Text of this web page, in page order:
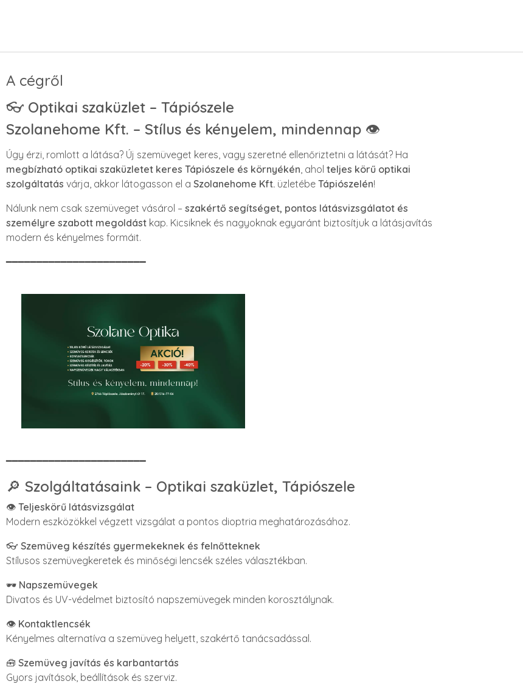
A cégről
👓 Optikai szaküzlet – Tápiószele
Szolanehome Kft. – Stílus és kényelem, mindennap 👁️
Úgy érzi, romlott a látása? Új szemüveget keres, vagy szeretné ellenőriztetni a látását? Ha
megbízható optikai szaküzletet keres Tápiószele és környékén, ahol teljes körű optikai
szolgáltatás várja, akkor látogasson el a Szolanehome Kft. üzletébe Tápiószelén!
Nálunk nem csak szemüveget vásárol – szakértő segítséget, pontos látásvizsgálatot és
személyre szabott megoldást kap. Kicsiknek és nagyoknak egyaránt biztosítjuk a látásjavítás
modern és kényelmes formáit.
━━━━━━━━━━━━━━━━━━━━━━━
━━━━━━━━━━━━━━━━━━━━━━━
🔎 Szolgáltatásaink – Optikai szaküzlet, Tápiószele
👁️ Teljeskörű látásvizsgálat
Modern eszközökkel végzett vizsgálat a pontos dioptria meghatározásához.
👓 Szemüveg készítés gyermekeknek és felnőtteknek
Stílusos szemüvegkeretek és minőségi lencsék széles választékban.
🕶️ Napszemüvegek
Divatos és UV-védelmet biztosító napszemüvegek minden korosztálynak.
👁️ Kontaktlencsék
Kényelmes alternatíva a szemüveg helyett, szakértő tanácsadással.
🧰 Szemüveg javítás és karbantartás
Gyors javítások, beállítások és szerviz.